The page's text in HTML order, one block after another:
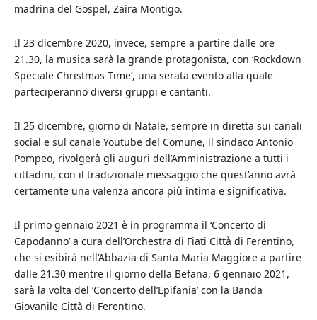
madrina del Gospel, Zaira Montigo.
Il 23 dicembre 2020, invece, sempre a partire dalle ore
21.30, la musica sarà la grande protagonista, con ‘Rockdown
Speciale Christmas Time’, una serata evento alla quale
parteciperanno diversi gruppi e cantanti.
Il 25 dicembre, giorno di Natale, sempre in diretta sui canali
social e sul canale Youtube del Comune, il sindaco Antonio
Pompeo, rivolgerà gli auguri dell’Amministrazione a tutti i
cittadini, con il tradizionale messaggio che quest’anno avrà
certamente una valenza ancora più intima e significativa.
Il primo gennaio 2021 è in programma il ‘Concerto di
Capodanno’ a cura dell’Orchestra di Fiati Città di Ferentino,
che si esibirà nell’Abbazia di Santa Maria Maggiore a partire
dalle 21.30 mentre il giorno della Befana, 6 gennaio 2021,
sarà la volta del ‘Concerto dell’Epifania’ con la Banda
Giovanile Città di Ferentino.